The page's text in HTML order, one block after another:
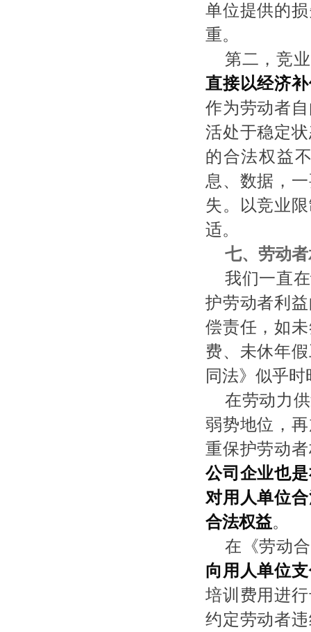
单位提供的
重。
第二，竞
直接以经济
作为劳动者
活处于稳定
的合法权益
息、数据，
失。以竞业
适。
七、劳动
我们一直
护劳动者利
偿责任，如
费、未休年
同法》似乎
在劳动力
弱势地位，
重保护劳动
公司企业也
对用人单位
合法权益。
在《劳动
向用人单位
培训费用进
约定劳动者